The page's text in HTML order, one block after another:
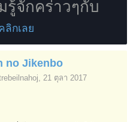
รู้จักคร่าวๆกับ
ลิกเลย
no Jikenbo
, 21 ตุลา 2017